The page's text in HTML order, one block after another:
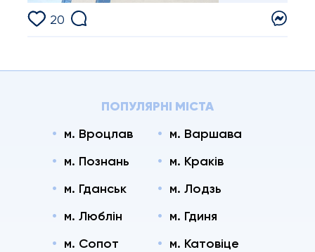
20
ПОПУЛЯРНІ МІСТА
м. Вроцлав
м. Варшава
м. Познань
м. Краків
м. Гданськ
м. Лодзь
м. Люблін
м. Гдиня
м. Сопот
м. Катовіце